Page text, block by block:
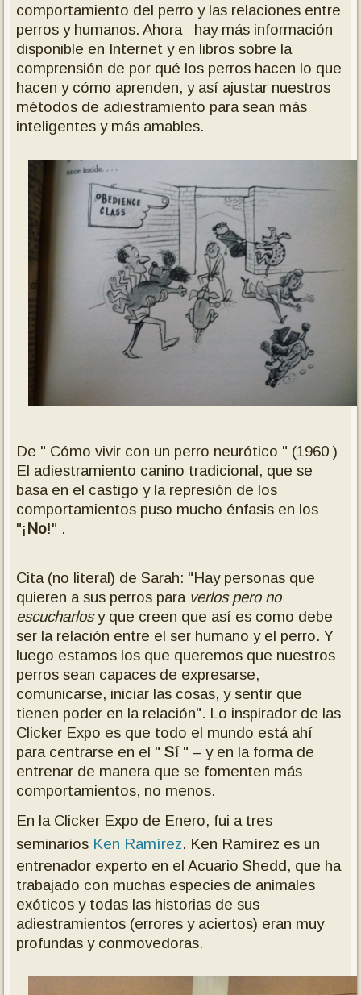
comportamiento del perro y las relaciones entre
perros y humanos. Ahora hay más información
disponible en Internet y en libros sobre la
comprensión de por qué los perros hacen lo que
hacen y cómo aprenden, y así ajustar nuestros
métodos de adiestramiento para sean más
inteligentes y más amables.
De " Cómo vivir con un perro neurótico " (1960 )
El adiestramiento canino tradicional, que se
basa en el castigo y la represión de los
comportamientos puso mucho énfasis en los
"¡No!" .
Cita (no literal) de Sarah: "Hay personas que
quieren a sus perros para verlos pero no
escucharlosy que creen que así es como debe
ser la relación entre el ser humano y el perro. Y
luego estamos los que queremos que nuestros
perros sean capaces de expresarse,
comunicarse, iniciar las cosas, y sentir que
tienen poder en la relación". Lo inspirador de las
Clicker Expo es que todo el mundo está ahí
para centrarse en el "Sí " – y en la forma de
entrenar de manera que se fomenten más
comportamientos, no menos.
En la Clicker Expo de Enero, fui a tres
seminarios Ken Ramírez. Ken Ramírez es un
entrenador experto en el Acuario Shedd, que ha
trabajado con muchas especies de animales
exóticos y todas las historias de sus
adiestramientos (errores y aciertos) eran muy
profundas y conmovedoras.